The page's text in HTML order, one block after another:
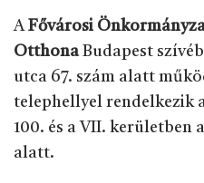
AFővárosi
OtthonaBudapest
utca 67. szám alatt
telephellyel rendelkezik
100. és a VII. kerületben
alatt.